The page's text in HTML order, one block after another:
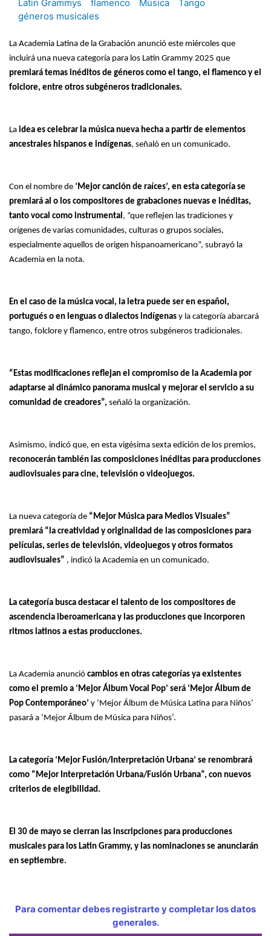
Latin Grammys flamenco Música
Tango
géneros musicales
La Academia Latina de la Grabación anunció este miércoles que
incluirá una nueva categoría para los Latin Grammy 2025 que
premiará temas inéditos de géneros como el tango, el flamenco y el
folclore, entre otros subgéneros tradicionales.
La idea es celebrar la música nueva hecha a partir de elementos
ancestrales hispanos e indígenas, señaló en un comunicado.
Con el nombre de ‘Mejor canción de raíces’, en esta categoría se
premiará al o los compositores de grabaciones nuevas e inéditas,
tanto vocal como instrumental , “que reflejen las tradiciones y
orígenes de varias comunidades, culturas o grupos sociales,
especialmente aquellos de origen hispanoamericano”, subrayó la
Academia en la nota.
En el caso de la música vocal, la letra puede ser en español,
portugués o en lenguas o dialectos indígenas y la categoría abarcará
tango, folclore y flamenco, entre otros subgéneros tradicionales.
“Estas modificaciones reflejan el compromiso de la Academia por
adaptarse al dinámico panorama musical y mejorar el servicio a su
comunidad de creadores”, señaló la organización.
Asimismo, indicó que, en esta vigésima sexta edición de los premios,
reconocerán también las composiciones inéditas para producciones
audiovisuales para cine, televisión o videojuegos.
La nueva categoría de “Mejor Música para Medios Visuales”
premiará “la creatividad y originalidad de las composiciones para
películas, series de televisión, videojuegos y otros formatos
audiovisuales” , indicó la Academia en un comunicado.
La categoría busca destacar el talento de los compositores de
ascendencia iberoamericana y las producciones que incorporen
ritmos latinos a estas producciones.
La Academia anunció cambios en otras categorías ya existentes
como el premio a ‘Mejor Álbum Vocal Pop’ será ‘Mejor Álbum de
Pop Contemporáneo’ y ‘Mejor Álbum de Música Latina para Niños’
pasará a ‘Mejor Álbum de Música para Niños’.
La categoría ‘Mejor Fusión/Interpretación Urbana’ se renombrará
como “Mejor Interpretación Urbana/Fusión Urbana”, con nuevos
criterios de elegibilidad.
El 30 de mayo se cierran las inscripciones para producciones
musicales para los Latin Grammy, y las nominaciones se anunciarán
en septiembre.
Para comentar debes registrarte y completar los datos
generales.